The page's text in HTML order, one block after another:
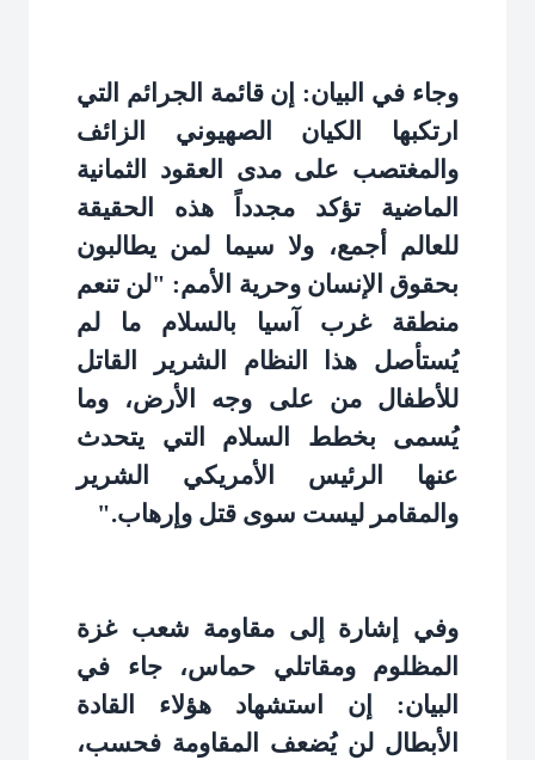
وجاء في البيان: إن قائمة الجرائم التي
ارتكبها الكيان الصهيوني الزائف
والمغتصب على مدى العقود الثمانية
الماضية تؤكد مجدداً هذه الحقيقة
للعالم أجمع، ولا سيما لمن يطالبون
بحقوق الإنسان وحرية الأمم: "لن تنعم
منطقة غرب آسيا بالسلام ما لم
يُستأصل هذا النظام الشرير القاتل
للأطفال من على وجه الأرض، وما
يُسمى بخطط السلام التي يتحدث
عنها الرئيس الأمريكي الشرير
والمقامر ليست سوى قتل وإرهاب".
وفي إشارة إلى مقاومة شعب غزة
المظلوم ومقاتلي حماس، جاء في
البيان: إن استشهاد هؤلاء القادة
الأبطال لن يُضعف المقاومة فحسب،